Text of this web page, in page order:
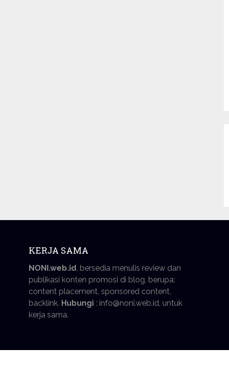
KERJA SAMA
NONI.web.id, bersedia menulis review dan
publikasi konten promosi di blog, berupa:
content placement, sponsored content,
backlink. Hubungi : info@noni.web.id, untuk
kerja sama.